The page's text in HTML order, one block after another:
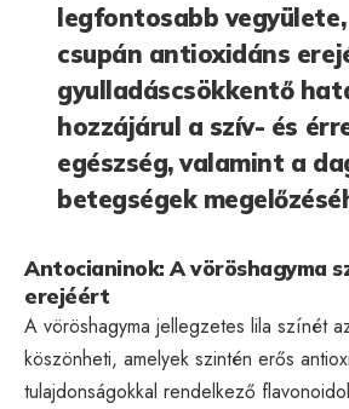
legfontosabb
csupán antioxidáns
gyulladáscsökkentő
hozzájárul a szív- és
egészség, valamint a
betegségek
Antocianinok: A vöröshagyma
erejéért
A vöröshagyma jellegzetes lila színét
köszönheti, amelyek szintén erős
tulajdonságokkal rendelkező